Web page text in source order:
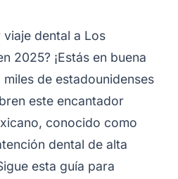
viaje dental a Los
2025? ¡Estás en buena
de estadounidenses
este encantador
conocido como
dental de alta
esta guía para